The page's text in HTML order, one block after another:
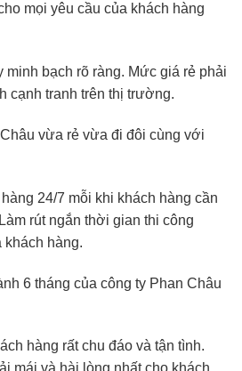
mọi yêu cầu của khách hàng
minh bạch rõ ràng. Mức giá rẻ phải
cạnh tranh trên thị trường.
vừa rẻ vừa đi đôi cùng với
24/7 mỗi khi khách hàng cần
rút ngắn thời gian thi công
khách hàng.
6 tháng của công ty Phan Châu
hàng rất chu đáo và tận tình.